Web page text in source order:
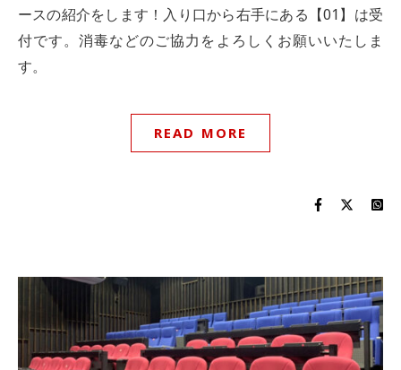
ースの紹介をします！入り口から右手にある【01】は受
付です。消毒などのご協力をよろしくお願いいたしま
す。
READ MORE